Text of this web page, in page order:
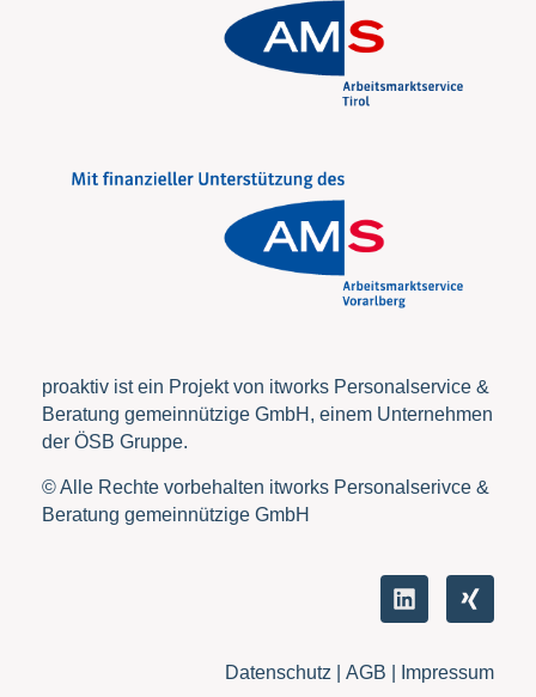
proaktiv ist ein Projekt von itworks Personalservice &
Beratung gemeinnützige GmbH, einem Unternehmen
der ÖSB Gruppe.
© Alle Rechte vorbehalten itworks Personalserivce &
Beratung gemeinnützige GmbH
Datenschutz AGB | Impressum